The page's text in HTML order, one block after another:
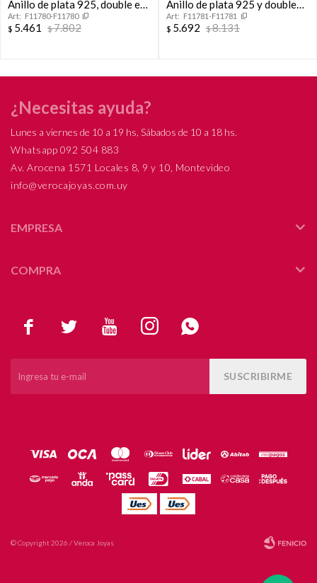
Anillo de plata 925, double en
oro 18 ktes y circonias.
F11780-F11780
$ 5.461 $7.802
Anillo de plata 925 y double
en oro 18 ktes con circonias.
F11781-F11781
$ 5.692 $8.131
    
SUSCRIBIRME
¿Necesitas ayuda?
Lunes a viernes de 10 a 19 hs, Sábados de 10 a 18 hs.
Whatsapp 092 504 883
Av. Arocena 1571 Locales 8, 9 y 10, Montevideo
info@verocajoyas.com.uy
EMPRESA
COMPRA
© Copyright 2026 / Veroca Joyas